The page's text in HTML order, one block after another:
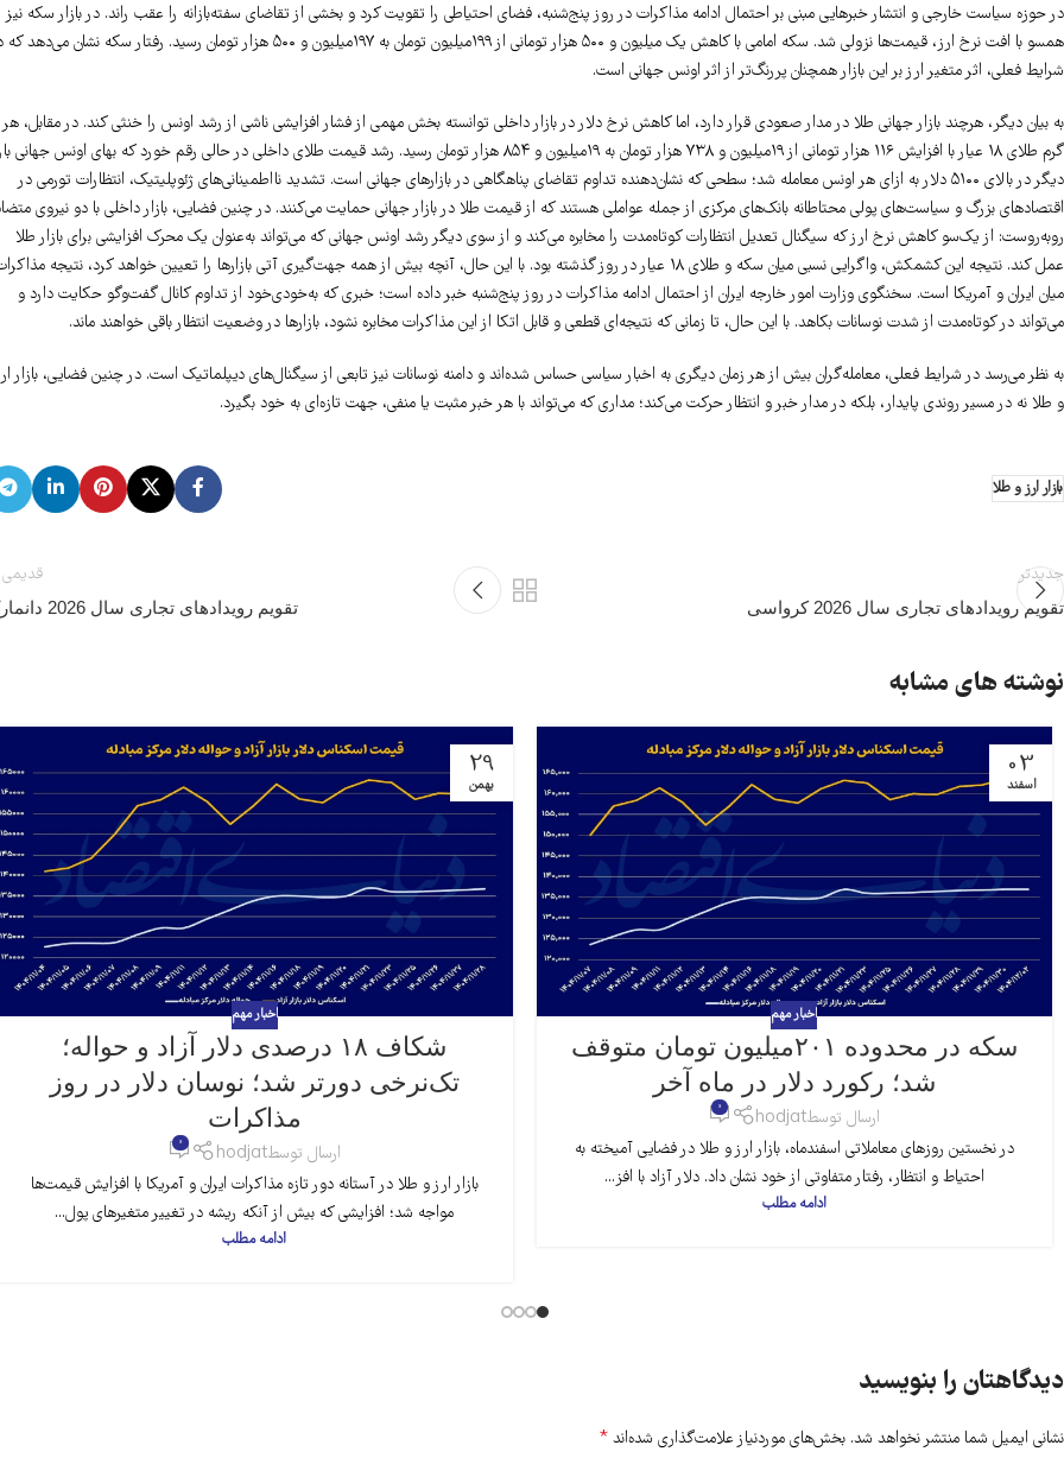
در حوزه سیاست خارجی و انتشار خبرهایی مبنی بر احتمال ادامه مذاکرات در روز پنج‌شنبه، فضای احتیاطی را تقویت کرد و بخشی از تقاضای سفته‌بازانه را عقب راند. در بازار سکه نیز
همسو با افت نرخ ارز، قیمت‌ها نزولی شد. سکه امامی با کاهش یک‌ میلیون و ۵۰۰ هزار تومانی از ۱۹۹‌میلیون تومان به ۱۹۷‌میلیون و ۵۰۰ هزار تومان رسید. رفتار سکه نشان
شرایط فعلی، اثر متغیر ارز بر این بازار همچنان پررنگ‌تر از اثر اونس جهانی است.
به بیان دیگر، هرچند بازار جهانی طلا در مدار صعودی قرار دارد، اما کاهش نرخ دلار در بازار داخلی توانسته بخش مهمی از فشار افزایشی ناشی از رشد اونس را خنثی کند. در مقابل، هر
گرم طلای ۱۸ عیار با افزایش ۱۱۶ هزار تومانی از ۱۹‌میلیون و ۷۳۸ هزار تومان به ۱۹‌میلیون و ۸۵۴ هزار تومان رسید. رشد قیمت طلای داخلی در حالی رقم خورد که بهای اونس جهانی بار
دیگر در بالای ۵۱۰۰ دلار به ازای هر اونس معامله شد؛ سطحی که نشان‌دهنده تداوم تقاضای پناهگاهی در بازارهای جهانی است. تشدید نااطمینانی‌های ژئوپلیتیک، انتظارات تورمی در
اقتصادهای بزرگ و سیاست‌های پولی محتاطانه بانک‌های مرکزی از جمله عواملی هستند که از قیمت طلا در بازار جهانی حمایت می‌کنند. در چنین فضایی، بازار داخلی با دو نیروی
روبه‌روست: از یک‌سو کاهش نرخ ارز که سیگنال تعدیل انتظارات کوتاه‌مدت را مخابره می‌کند و از سوی دیگر رشد اونس جهانی که می‌تواند به‌عنوان یک محرک افزایشی برای بازار طلا
عمل کند. نتیجه این کشمکش، واگرایی نسبی میان سکه و طلای ۱۸ عیار در روز گذشته بود. با این حال، آنچه بیش از همه جهت‌گیری آتی بازارها را تعیین خواهد کرد، نتیجه
میان ایران و آمریکا است. سخنگوی وزارت امور خارجه ایران از احتمال ادامه مذاکرات در روز پنج‌شنبه خبر داده است؛ خبری که به‌خودی‌خود از تداوم کانال گفت‌وگو حکایت دارد و
می‌تواند در کوتاه‌مدت از شدت نوسانات بکاهد. با این حال، تا زمانی که نتیجه‌ای قطعی و قابل اتکا از این مذاکرات مخابره نشود، بازارها در وضعیت انتظار باقی خواهند ماند.
به نظر می‌رسد در شرایط فعلی، معامله‌گران بیش از هر زمان دیگری به اخبار سیاسی حساس شده‌اند و دامنه نوسانات نیز تابعی از سیگنال‌های دیپلماتیک است. در چنین فضایی، بازار
و طلا نه در مسیر روندی پایدار، بلکه در مدار خبر و انتظار حرکت می‌کند؛ مداری که می‌تواند با هر خبر مثبت یا منفی، جهت تازه‌ای به خود بگیرد.
بازار ارز و طلا
جدیدتر
تقویم رویدادهای تجاری سال 2026 کرواسی
قدیمی
تقویم رویدادهای تجاری سال 2026 دانمارک
نوشته های مشابه
03
اسفند
اخبار مهم
سکه در محدوده ۲۰۱‌میلیون تومان متوقف
شد؛ رکورد دلار در ماه آخر
ارسال توسطhodjat
0
در نخستین روزهای معاملاتی اسفندماه، بازار ارز و طلا در فضایی آمیخته به
احتیاط و انتظار، رفتار متفاوتی از خود نشان داد. دلار آزاد با افز...
ادامه مطلب
29
بهمن
اخبار مهم
شکاف ۱۸ درصدی دلار آزاد و حواله؛
تک‌نرخی دورتر شد؛ نوسان دلار در روز
مذاکرات
ارسال توسطhodjat
0
بازار ارز و طلا در آستانه دور تازه مذاکرات ایران و آمریکا با افزایش قیمت‌ها
مواجه شد؛ افزایشی که بیش از آنکه ریشه در تغییر متغیرهای پول...
ادامه مطلب
دیدگاهتان را بنویسید
نشانی ایمیل شما منتشر نخواهد شد. بخش‌های موردنیاز علامت‌گذاری شده‌اند *